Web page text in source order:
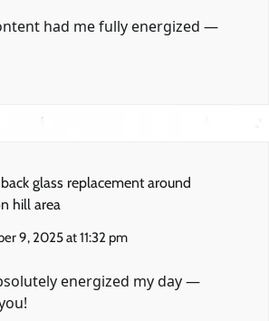
had me fully energized —
glass replacement around
hill area
9, 2025 at 11:32 pm
energized my day —